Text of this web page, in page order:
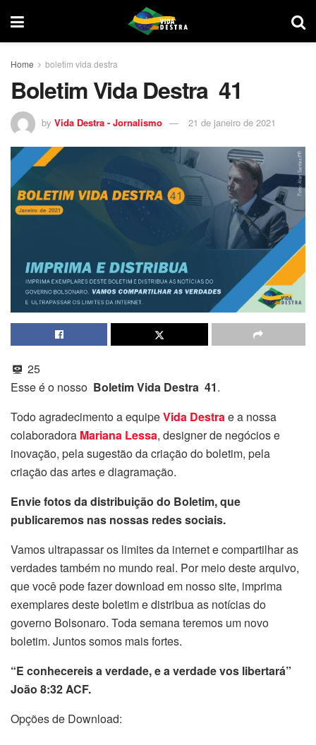
Home boletim vida destra
Boletim Vida Destra 41
by Vida Destra - Jornalismo 21 de janeiro de 2021
25
Esse é o nosso Boletim Vida Destra 41.
Todo agradecimento a equipeVida Destrae a nossa
colaboradora Mariana Lessa, designer de negócios e
inovação, pela sugestão da criação do boletim, pela
criação das artes e diagramação.
Envie fotos da distribuição do Boletim, que
publicaremos nas nossas redes sociais.
Vamos ultrapassar os limites da internet e compartilhar as
verdades também no mundo real. Por meio deste arquivo,
que você pode fazer download em nosso site, imprima
exemplares deste boletim e distribua as notícias do
governo Bolsonaro. Toda semana teremos um novo
boletim. Juntos somos mais fortes.
“E conhecereis a verdade, e a verdade vos libertará”
João 8:32 ACF.
Opções de Download: